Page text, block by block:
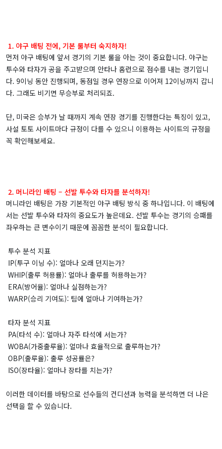
1. 야구 배팅 전에, 기본 룰부터 숙지하자!
먼저 야구 배팅에 앞서 경기의 기본 룰을 아는 것이 중요합니다. 야구는
투수와 타자가 공을 주고받으며 안타나 홈런으로 점수를 내는 경기입니
다. 9이닝 동안 진행되며, 동점일 경우 연장으로 이어져 12이닝까지 갑니
다. 그래도 비기면 무승부로 처리되죠.
단, 미국은 승부가 날 때까지 계속 연장 경기를 진행한다는 특징이 있고,
사설 토토 사이트마다 규정이 다를 수 있으니 이용하는 사이트의 규정을
꼭 확인해보세요.
2. 머니라인 배팅 – 선발 투수와 타자를 분석하자!
머니라인 배팅은 가장 기본적인 야구 배팅 방식 중 하나입니다. 이 배팅에
서는 선발 투수와 타자의 중요도가 높은데요. 선발 투수는 경기의 승패를
좌우하는 큰 변수이기 때문에 꼼꼼한 분석이 필요합니다.
투수 분석 지표
IP(투구 이닝 수): 얼마나 오래 던지는가?
WHIP(출루 허용률): 얼마나 출루를 허용하는가?
ERA(방어율): 얼마나 실점하는가?
WARP(승리 기여도): 팀에 얼마나 기여하는가?
타자 분석 지표
PA(타석 수): 얼마나 자주 타석에 서는가?
WOBA(가중출루율): 얼마나 효율적으로 출루하는가?
OBP(출루율): 출루 성공률은?
ISO(장타율): 얼마나 장타를 치는가?
이러한 데이터를 바탕으로 선수들의 컨디션과 능력을 분석하면 더 나은
선택을 할 수 있습니다.